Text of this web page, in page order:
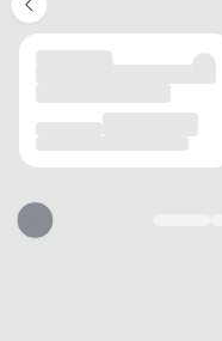
Sintético
ADERÊNCIA
Boa
AMORTECIMENTO
FECHAMENTO
TIPO
POSIÇÃO
Lateral